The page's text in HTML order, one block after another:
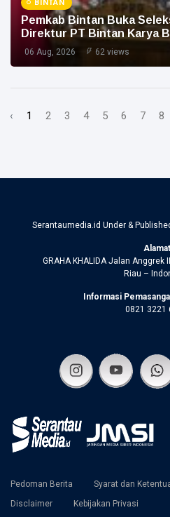
BINTAN
Pemkab Bintan Buka
Direktur PT Bintan Karya
06 Aug, 2026 62 views
‹ 1 2 3 4 5 6 7 8
Serantaumedia.id Under &
Alamat
GRAHA KHALIDA Jalan Anggrek
Riau –
Informasi
0821 3221
Pedoman Berita Syarat dan
Disclaimer
Kebijakan Privasi